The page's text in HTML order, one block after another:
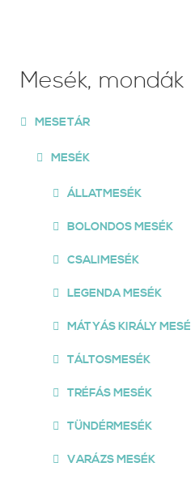
Mesék, mondák
MESETÁR
MESÉK
ÁLLATMESÉK
BOLONDOS MESÉK
CSALIMESÉK
LEGENDA MESÉK
MÁTYÁS KIRÁLY
TÁLTOSMESÉK
TRÉFÁS MESÉK
TÜNDÉRMESÉK
VARÁZS MESÉK